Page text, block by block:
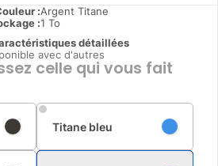
:Argent Titane
:1 To
détaillées
avec d'autres
celle qui vous fait
Titane bleu